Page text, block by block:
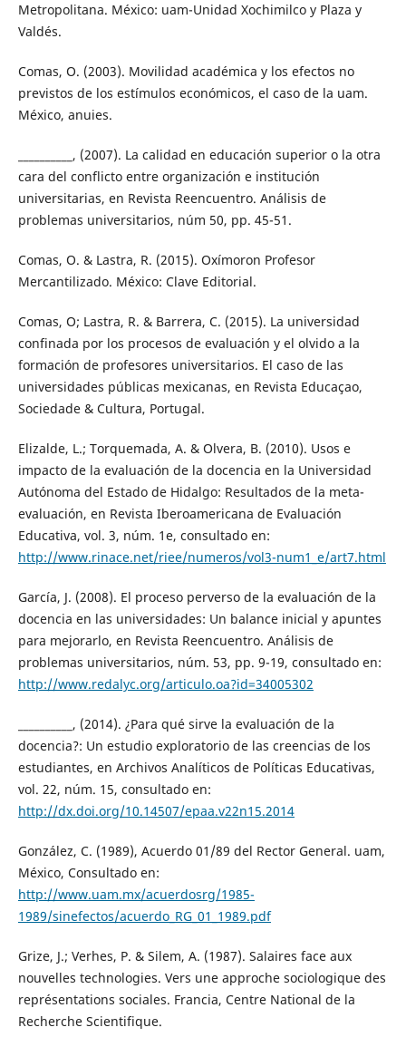
Metropolitana. México: uam-Unidad Xochimilco y Plaza y
Valdés.
Comas, O. (2003). Movilidad académica y los efectos no
previstos de los estímulos económicos, el caso de la uam.
México, anuies.
__________, (2007). La calidad en educación superior o la otra
cara del conflicto entre organización e institución
universitarias, en Revista Reencuentro. Análisis de
problemas universitarios, núm 50, pp. 45-51.
Comas, O. & Lastra, R. (2015). Oxímoron Profesor
Mercantilizado. México: Clave Editorial.
Comas, O; Lastra, R. & Barrera, C. (2015). La universidad
confinada por los procesos de evaluación y el olvido a la
formación de profesores universitarios. El caso de las
universidades públicas mexicanas, en Revista Educaçao,
Sociedade & Cultura, Portugal.
Elizalde, L.; Torquemada, A. & Olvera, B. (2010). Usos e
impacto de la evaluación de la docencia en la Universidad
Autónoma del Estado de Hidalgo: Resultados de la meta-
evaluación, en Revista Iberoamericana de Evaluación
Educativa, vol. 3, núm. 1e, consultado en:
http://www.rinace.net/riee/numeros/vol3-num1_e/art7.html
García, J. (2008). El proceso perverso de la evaluación de la
docencia en las universidades: Un balance inicial y apuntes
para mejorarlo, en Revista Reencuentro. Análisis de
problemas universitarios, núm. 53, pp. 9-19, consultado en:
http://www.redalyc.org/articulo.oa?id=34005302
__________, (2014). ¿Para qué sirve la evaluación de la
docencia?: Un estudio exploratorio de las creencias de los
estudiantes, en Archivos Analíticos de Políticas Educativas,
vol. 22, núm. 15, consultado en:
http://dx.doi.org/10.14507/epaa.v22n15.2014
González, C. (1989), Acuerdo 01/89 del Rector General. uam,
México, Consultado en:
http://www.uam.mx/acuerdosrg/1985-
1989/sinefectos/acuerdo_RG_01_1989.pdf
Grize, J.; Verhes, P. & Silem, A. (1987). Salaires face aux
nouvelles technologies. Vers une approche sociologique des
représentations sociales. Francia, Centre National de la
Recherche Scientifique.